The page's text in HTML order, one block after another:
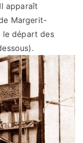
apparaît
Margerit-
le départ des